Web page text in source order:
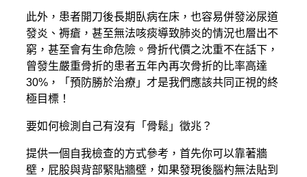
此外，患者開刀後長期臥病在床，也容易併發泌尿道
發炎、褥瘡，甚至無法咳痰導致肺炎的情況也層出不
窮，甚至會有生命危險。骨折代價之沈重不在話下，
曾發生嚴重骨折的患者五年內再次骨折的比率高達
30%，「預防勝於治療」才是我們應該共同正視的終
極目標！
要如何檢測自己有沒有「骨鬆」徵兆？
提供一個自我檢查的方式參考，首先你可以靠著牆
壁，屁股與背部緊貼牆壁，如果發現後腦杓無法貼到